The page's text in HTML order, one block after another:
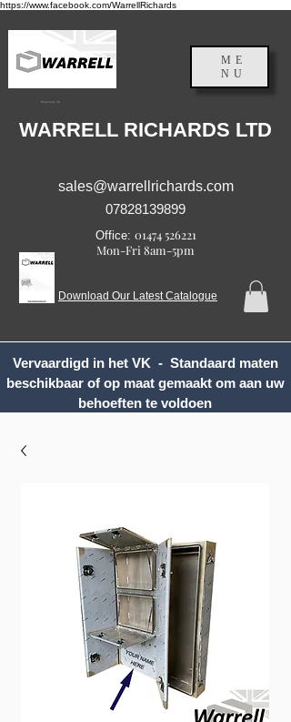
https://www.facebook.com/WarrellRichards
Engeland, VK
ME
NU
WARRELL RICHARDS LTD
sales@warrellrichards.com
07828139899
Office: 01474 526221
Mon-Fri 8am-5pm
Download Our Latest Catalogue
Vervaardigd in het VK - Standaard maten
beschikbaar of op maat gemaakt om aan uw
behoeften te voldoen